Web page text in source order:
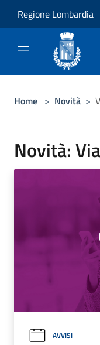
Regione Lombardia
Home > Novità >
Novità:
AVVISI